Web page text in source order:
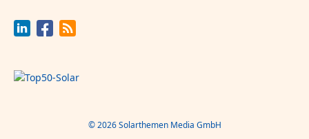
© 2026 Solarthemen Media GmbH